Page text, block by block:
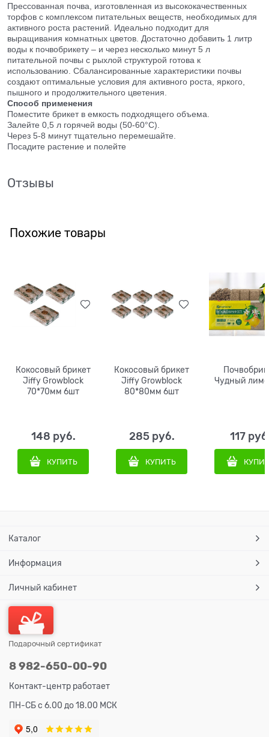
Прессованная почва, изготовленная из высококачественных
торфов с комплексом питательных веществ, необходимых для
активного роста растений. Идеально подходит для
выращивания комнатных цветов. Достаточно добавить 1 литр
воды к почвобрикету – и через несколько минут 5 л
питательной почвы с рыхлой структурой готова к
использованию. Сбалансированные характеристики почвы
создают оптимальные условия для активного роста, яркого,
пышного и продолжительного цветения.
Способ применения
Поместите брикет в емкость подходящего объема.
Залейте 0,5 л горячей воды (50-60°С).
Через 5-8 минут тщательно перемешайте.
Посадите растение и полейте
Отзывы
Похожие товары
Кокосовый брикет
Jiffy Growblock
70*70мм 6шт
148 руб.
КУПИТЬ
Кокосовый брикет
Jiffy Growblock
80*80мм 6шт
285 руб.
КУПИТЬ
Чудный
117
Каталог
Информация
Личный кабинет
Подарочный сертификат
8 982-650-00-90
Контакт-центр работает
ПН-СБ с 6.00 до 18.00 МСК